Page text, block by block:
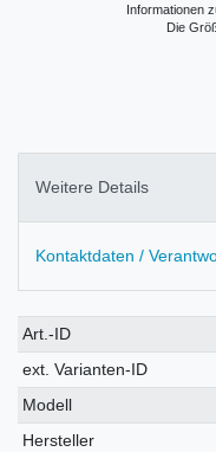
Informationen
Die
Weitere Details
Kontaktdaten /
Technisches
Merkmal
Wert
Art.-ID
ext. Varianten-ID
Modell
Hersteller